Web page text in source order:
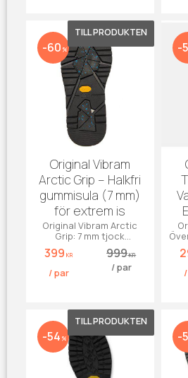
Original Vibram
Arctic Grip – Halkfri
gummisula (7 mm)
för extrem is
Original Vibram Arctic
Grip: 7 mm tjock
vintersula med extremt
fäste på våt is. Svart
399 KR
/par
999KR
/par
60 % Lägg till i
54 % Lägg till i